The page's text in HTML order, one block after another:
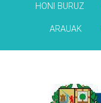
HONI BURUZ
ARAUAK